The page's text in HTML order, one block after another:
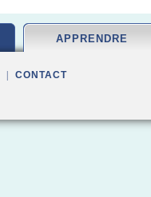
APPRENDRE
CONTACT